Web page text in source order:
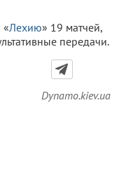
«Лехию» 19 матчей,
передачи.
Dynamo.kiev.ua